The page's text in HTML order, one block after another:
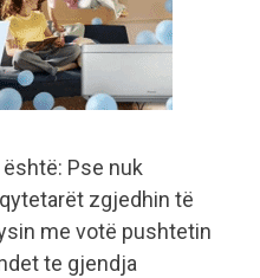
Pse nuk
zgjedhin të
me votë pushtetin
te gjendja